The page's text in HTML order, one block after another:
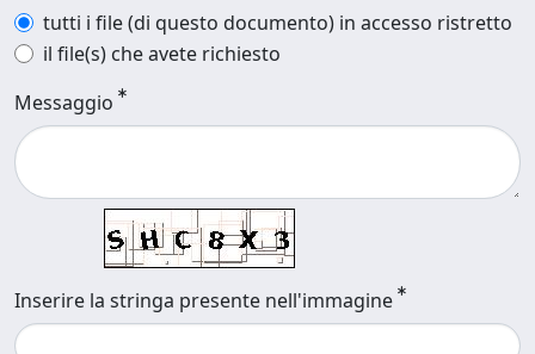
tutti i file (di questo documento) in accesso ristretto
il file(s) che avete richiesto
Messaggio
Inserire la stringa presente nell'immagine